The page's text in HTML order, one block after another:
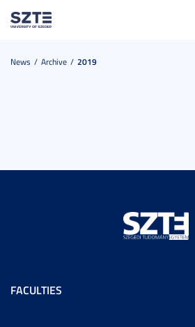
News Archive 2019
FACULTIES